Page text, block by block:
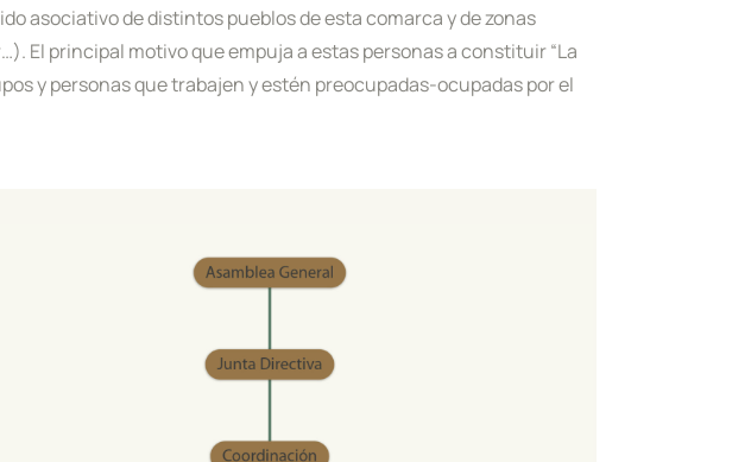
asociativo de distintos pueblos de esta comarca y de zonas
El principal motivo que empuja a estas personas a constituir “La
y personas que trabajen y estén preocupadas-ocupadas por el